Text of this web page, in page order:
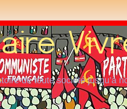
de toute société jusqu’à